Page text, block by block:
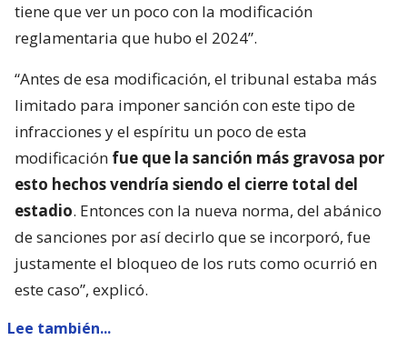
tiene que ver un poco con la modificación
reglamentaria que hubo el 2024”.
“Antes de esa modificación, el tribunal estaba más
limitado para imponer sanción con este tipo de
infracciones y el espíritu un poco de esta
modificación fue que la sanción más gravosa por
esto hechos vendría siendo el cierre total del
estadio. Entonces con la nueva norma, del abánico
de sanciones por así decirlo que se incorporó, fue
justamente el bloqueo de los ruts como ocurrió en
este caso”, explicó.
Lee también...